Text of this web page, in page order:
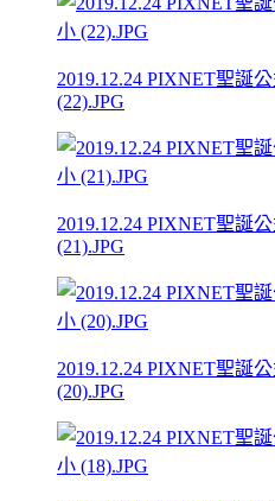
2019.12.24 PIXNET聖誕
(22).JPG
2019.12.24 PIXNET聖誕
(21).JPG
2019.12.24 PIXNET聖誕
(20).JPG